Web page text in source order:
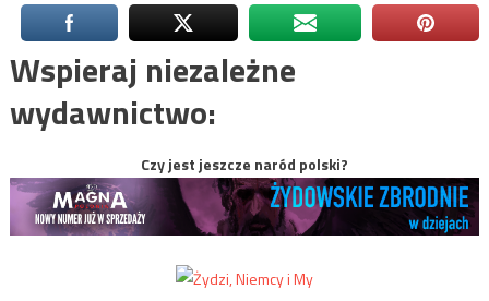
Wspieraj niezależne
wydawnictwo:
Czy jest jeszcze naród polski?